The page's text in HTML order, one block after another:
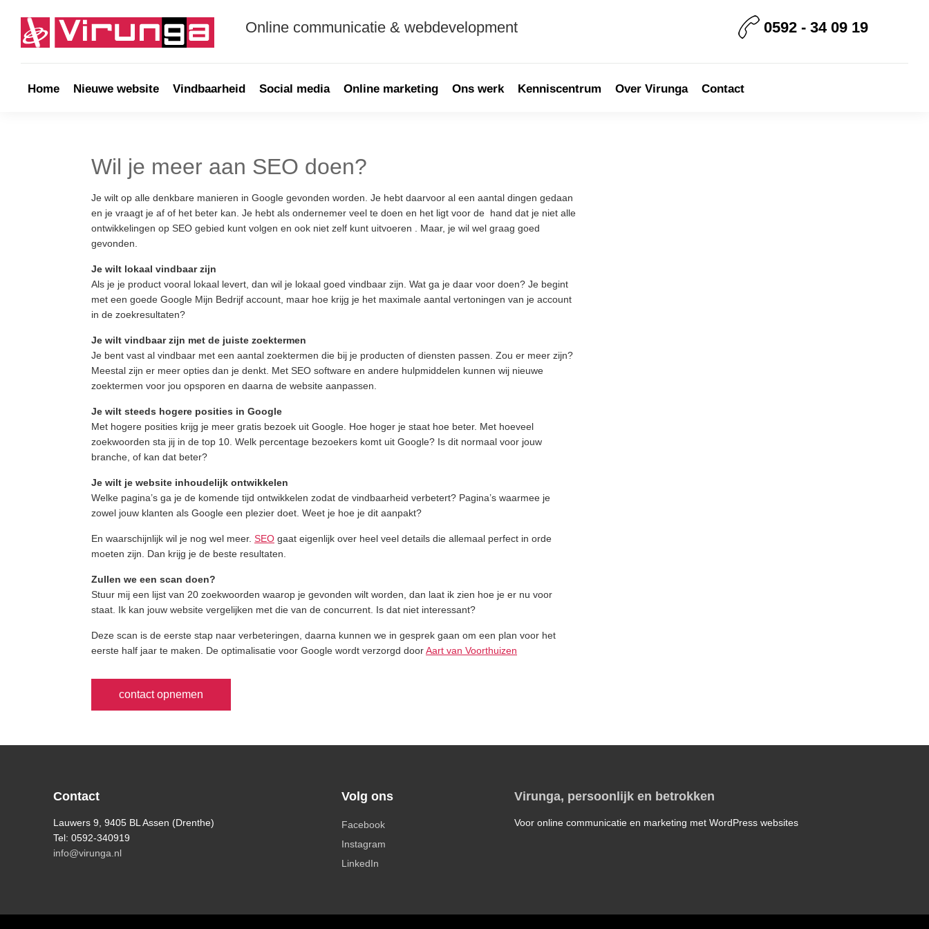
primary
primary
footer
Online communicatie & webdevelopment 0592 - 34 09 19
Home Nieuwe website Vindbaarheid Social media Online marketing Ons werk Kenniscentrum Over Virunga Contact
Wil je meer aan SEO doen?
Je wilt op alle denkbare manieren in Google gevonden worden. Je hebt daarvoor al een aantal dingen gedaan
en je vraagt je af of het beter kan. Je hebt als ondernemer veel te doen en het ligt voor de hand dat je niet alle
ontwikkelingen op SEO gebied kunt volgen en ook niet zelf kunt uitvoeren . Maar, je wil wel graag goed
gevonden.
Je wilt lokaal vindbaar zijn
Als je je product vooral lokaal levert, dan wil je lokaal goed vindbaar zijn. Wat ga je daar voor doen? Je begint
met een goede Google Mijn Bedrijf account, maar hoe krijg je het maximale aantal vertoningen van je account
in de zoekresultaten?
Je wilt vindbaar zijn met de juiste zoektermen
Je bent vast al vindbaar met een aantal zoektermen die bij je producten of diensten passen. Zou er meer zijn?
Meestal zijn er meer opties dan je denkt. Met SEO software en andere hulpmiddelen kunnen wij nieuwe
zoektermen voor jou opsporen en daarna de website aanpassen.
Je wilt steeds hogere posities in Google
Met hogere posities krijg je meer gratis bezoek uit Google. Hoe hoger je staat hoe beter. Met hoeveel
zoekwoorden sta jij in de top 10. Welk percentage bezoekers komt uit Google? Is dit normaal voor jouw
branche, of kan dat beter?
Je wilt je website inhoudelijk ontwikkelen
Welke pagina’s ga je de komende tijd ontwikkelen zodat de vindbaarheid verbetert? Pagina’s waarmee je
zowel jouw klanten als Google een plezier doet. Weet je hoe je dit aanpakt?
En waarschijnlijk wil je nog wel meer. SEO gaat eigenlijk over heel veel details die allemaal perfect in orde
moeten zijn. Dan krijg je de beste resultaten.
Zullen we een scan doen?
Stuur mij een lijst van 20 zoekwoorden waarop je gevonden wilt worden, dan laat ik zien hoe je er nu voor
staat. Ik kan jouw website vergelijken met die van de concurrent. Is dat niet interessant?
Deze scan is de eerste stap naar verbeteringen, daarna kunnen we in gesprek gaan om een plan voor het
eerste half jaar te maken. De optimalisatie voor Google wordt verzorgd doorAart van Voorthuizen
contact opnemen
Contact
Lauwers 9, 9405 BL Assen (Drenthe)
Tel: 0592-340919
info@virunga.nl
Volg ons
Facebook
Instagram
LinkedIn
Virunga, persoonlijk en betrokken
Voor online communicatie en marketing met WordPress websites